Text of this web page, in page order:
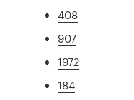
408
907
1972
184